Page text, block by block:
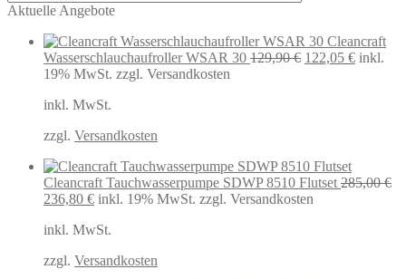
Aktuelle Angebote
Cleancraft
Wasserschlauchaufroller WSAR 30 129,90€ Ursprünglicher
122,05 € inkl.
19% MwSt. zzgl. Versandkosten
inkl. MwSt.
zzgl. Versandkosten
Cleancraft Tauchwasserpumpe SDWP 8510 Flutset 285,00€
Ursprünglicher
war:
236,80 €Aktueller
ist:
inkl. 19% MwSt. zzgl. Versandkosten
inkl. MwSt.
zzgl. Versandkosten